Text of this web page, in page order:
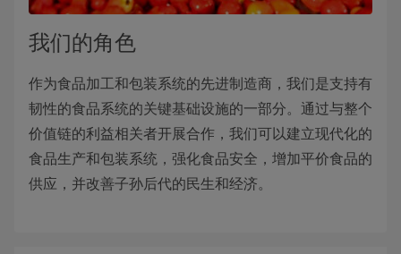
我们的角色
作为食品加工和包装系统的先进制造商，我们是支持有
韧性的食品系统的关键基础设施的一部分。通过与整个
价值链的利益相关者开展合作，我们可以建立现代化的
食品生产和包装系统，强化食品安全，增加平价食品的
供应，并改善子孙后代的民生和经济。